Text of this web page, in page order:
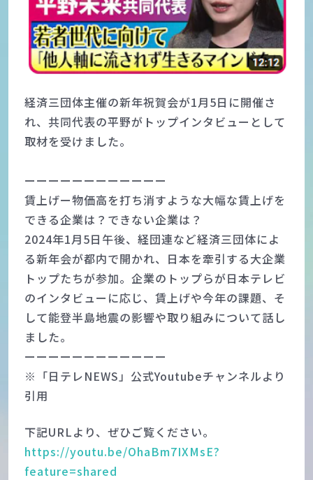
経済三団体主催の新年祝賀会が1月5日に開催さ
れ、共同代表の平野がトップインタビューとして
取材を受けました。
ーーーーーーーーーーーー
賃上げー物価高を打ち消すような大幅な賃上げを
できる企業は？できない企業は？
2024年1月5日午後、経団連など経済三団体によ
る新年会が都内で開かれ、日本を牽引する大企業
トップたちが参加。企業のトップらが日本テレビ
のインタビューに応じ、賃上げや今年の課題、そ
して能登半島地震の影響や取り組みについて話し
ました。
ーーーーーーーーーーーー
※「日テレNEWS」公式Youtubeチャンネルより
引用
下記URLより、ぜひご覧ください。
https://youtu.be/OhaBm7IXMsE?
feature=shared